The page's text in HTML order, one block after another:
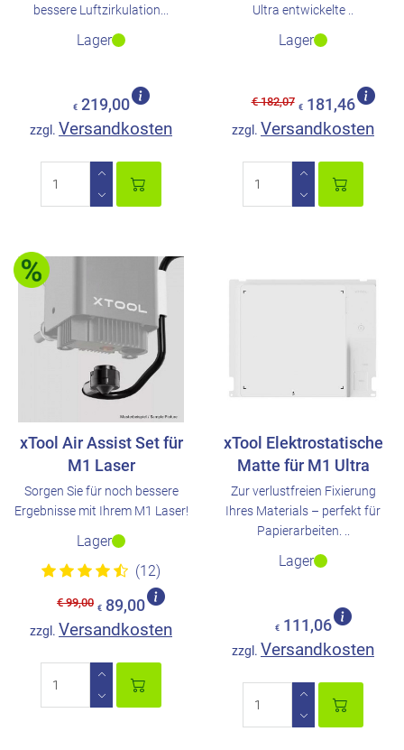
bessere Luftzirkulation...
Lager
€ 219,00
zzgl. Versandkosten
Ultra entwickelte ..
Lager
€ 182,07 € 181,46
zzgl. Versandkosten
xTool Air Assist Set für
M1 Laser
Sorgen Sie für noch bessere
Ergebnisse mit Ihrem M1 Laser!
Lager
(12)
€ 99,00 € 89,00
zzgl. Versandkosten
xTool Elektrostatische
Matte für M1 Ultra
Zur verlustfreien Fixierung
Ihres Materials – perfekt für
Papierarbeiten. ..
Lager
€ 111,06
zzgl. Versandkosten